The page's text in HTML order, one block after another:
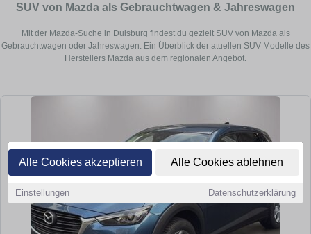
Alle Cookies akzeptieren Alle Cookies ablehnen
Einstellungen Datenschutzerklärung
SUV von Mazda als Gebrauchtwagen & Jahreswagen
Mit der Mazda-Suche in Duisburg findest du gezielt SUV von Mazda als
Gebrauchtwagen oder Jahreswagen. Ein Überblick der atuellen SUV Modelle des
Herstellers Mazda aus dem regionalen Angebot.